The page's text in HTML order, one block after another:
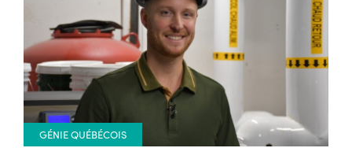
GÉNIE QUÉBÉCOIS